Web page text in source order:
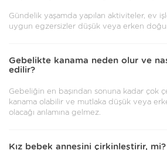
Gündelik yaşamda yapılan aktiviteler, ev
uygun egzersizler düşük veya erken
Gebelikte kanama neden olur ve
edilir?
Gebeliğin en başından sonuna kadar çok
kanama olabilir ve mutlaka düşük veya
olacağı anlamına gelmez.
Kız bebek annesini çirkinleştirir,